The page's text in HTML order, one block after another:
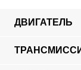
ДВИГАТЕЛЬ